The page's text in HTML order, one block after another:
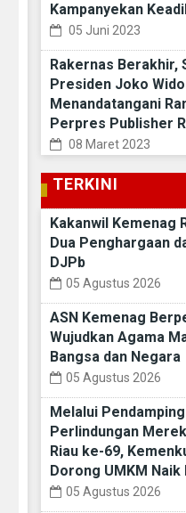
Kampanyekan
05 Juni 2023
Rakernas Berakhir,
Presiden Joko
Menandatangani
Perpres Publisher
08 Maret 2023
TERKINI
Kakanwil Kemenag
Dua Penghargaan
DJPb
05 Agustus 2026
ASN Kemenag
Wujudkan Agama
Bangsa dan Negara
05 Agustus 2026
Melalui
Perlindungan
Riau ke-69,
Dorong UMKM Naik
05 Agustus 2026